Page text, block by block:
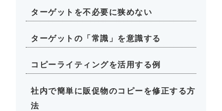
ターゲットを不必要に狭めない
ターゲットの「常識」を意識する
コピーライティングを活用する例
社内で簡単に販促物のコピーを修正する方
法